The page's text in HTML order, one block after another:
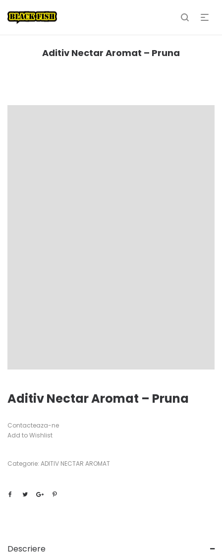
Aditiv Nectar Aromat – Pruna
Aditiv Nectar Aromat – Pruna
Contacteaza-ne
Add to Wishlist
Categorie: ADITIV NECTAR AROMAT
Descriere